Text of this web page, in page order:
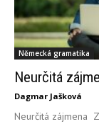
Německá gramatika
Neurčitá
Dagmar Jašková
Neurčitá zájmena